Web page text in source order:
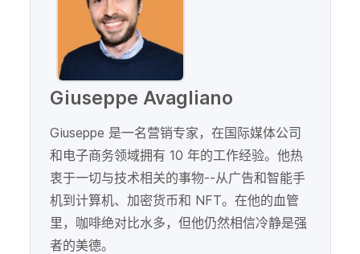
Giuseppe Avagliano
Giuseppe 是一名营销专家，在国际媒体公司
和电子商务领域拥有 10 年的工作经验。他热
衷于一切与技术相关的事物--从广告和智能手
机到计算机、加密货币和 NFT。在他的血管
里，咖啡绝对比水多，但他仍然相信冷静是强
者的美德。